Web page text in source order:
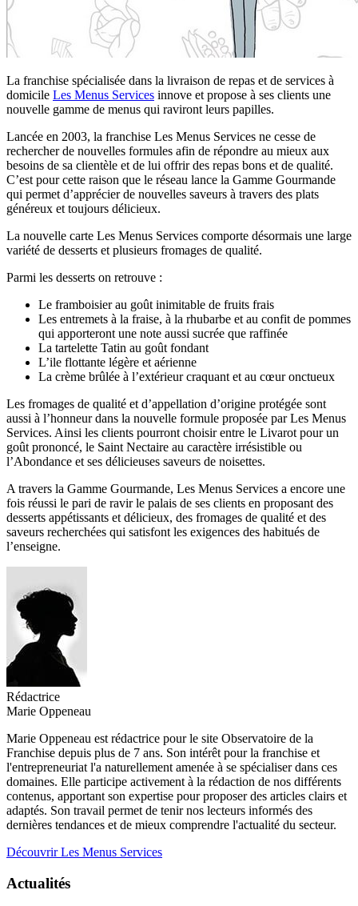
La franchise spécialisée dans la livraison de repas et de services à
domicile Les Menus Services innove et propose à ses clients une
nouvelle gamme de menus qui raviront leurs papilles.
Lancée en 2003, la franchise Les Menus Services ne cesse de
rechercher de nouvelles formules afin de répondre au mieux aux
besoins de sa clientèle et de lui offrir des repas bons et de qualité.
C’est pour cette raison que le réseau lance la Gamme Gourmande
qui permet d’apprécier de nouvelles saveurs à travers des plats
généreux et toujours délicieux.
La nouvelle carte Les Menus Services comporte désormais une large
variété de desserts et plusieurs fromages de qualité.
Parmi les desserts on retrouve :
Le framboisier au goût inimitable de fruits frais
Les entremets à la fraise, à la rhubarbe et au confit de pommes
qui apporteront une note aussi sucrée que raffinée
La tartelette Tatin au goût fondant
L’ile flottante légère et aérienne
La crème brûlée à l’extérieur craquant et au cœur onctueux
Les fromages de qualité et d’appellation d’origine protégée sont
aussi à l’honneur dans la nouvelle formule proposée par Les Menus
Services. Ainsi les clients pourront choisir entre le Livarot pour un
goût prononcé, le Saint Nectaire au caractère irrésistible ou
l’Abondance et ses délicieuses saveurs de noisettes.
A travers la Gamme Gourmande, Les Menus Services a encore une
fois réussi le pari de ravir le palais de ses clients en proposant des
desserts appétissants et délicieux, des fromages de qualité et des
saveurs recherchées qui satisfont les exigences des habitués de
l’enseigne.
Rédactrice
Marie Oppeneau
Marie Oppeneau est rédactrice pour le site Observatoire de la
Franchise depuis plus de 7 ans. Son intérêt pour la franchise et
l'entrepreneuriat l'a naturellement amenée à se spécialiser dans ces
domaines. Elle participe activement à la rédaction de nos différents
contenus, apportant son expertise pour proposer des articles clairs et
adaptés. Son travail permet de tenir nos lecteurs informés des
dernières tendances et de mieux comprendre l'actualité du secteur.
Découvrir Les Menus Services
Actualités